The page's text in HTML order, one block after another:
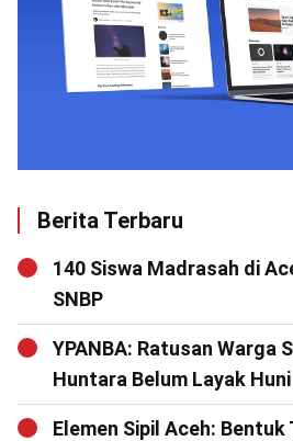
Berita Terbaru
140 Siswa Madrasah di
SNBP
YPANBA: Ratusan Warga
Huntara Belum Layak Huni
Elemen Sipil Aceh: Bentuk